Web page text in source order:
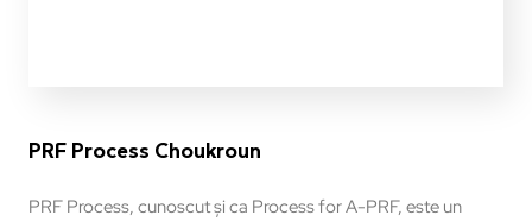
PRF Process Choukroun
PRF Process, cunoscut și ca Process for A-PRF, este un